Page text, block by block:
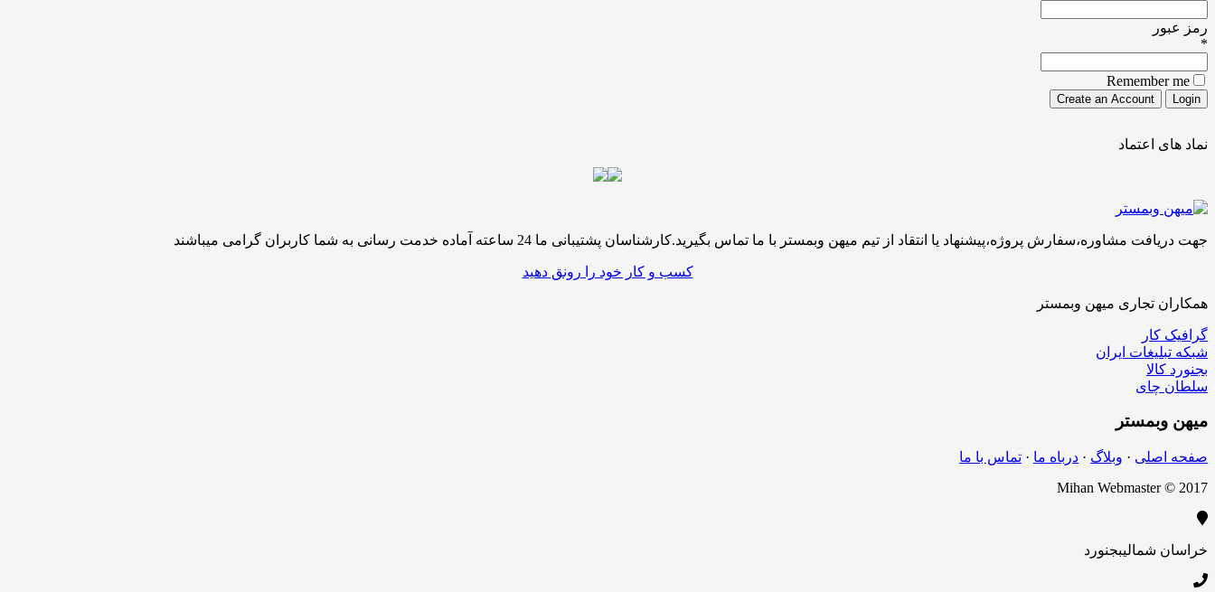
رمز عبور
*
Remember me
نماد های اعتماد
جهت دریافت مشاوره،سفارش پروژه،پیشنهاد یا انتقاد از تیم میهن وبمستر با ما تماس بگیرید.کارشناسان پشتیبانی ما 24 ساعته آماده خدمت رسانی به شما کاربران گرامی میباشند
کسب و کار خود را رونق دهید
همکاران تجاری میهن وبمستر
گرافیک کار
شبکه تبلیغات ایران
بجنورد کالا
سلطان چای
میهن وبمستر
صفحه اصلی · وبلاگ · درباه ما · تماس با ما
Mihan Webmaster © 2017
خراسان شمالیبجنورد